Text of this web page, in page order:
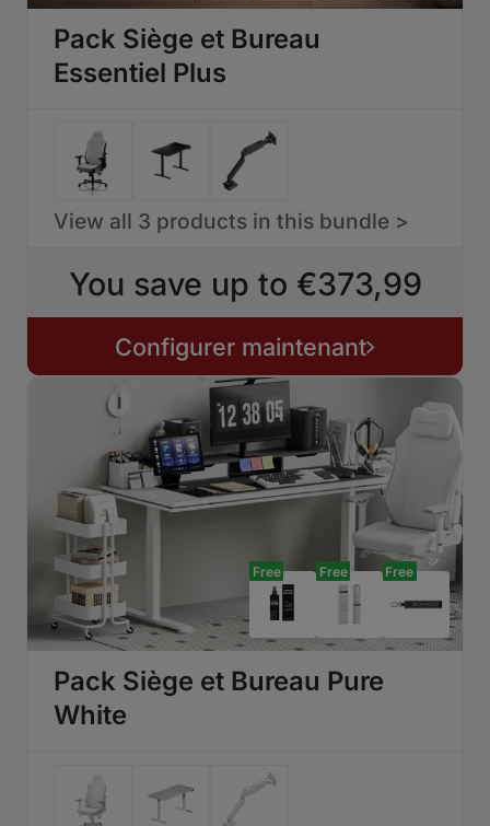
Pack Siège et Bureau
Essentiel Plus
View all 3 products in this bundle >
You save up to €373,99
Configurer maintenant
Free Free Free
Pack Siège et Bureau Pure
White